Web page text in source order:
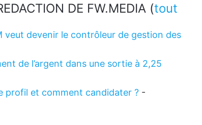
DE FW.MEDIA (tout
veut devenir le contrôleur de gestion des
de l’argent dans une sortie à 2,25
profil et comment candidater ? -